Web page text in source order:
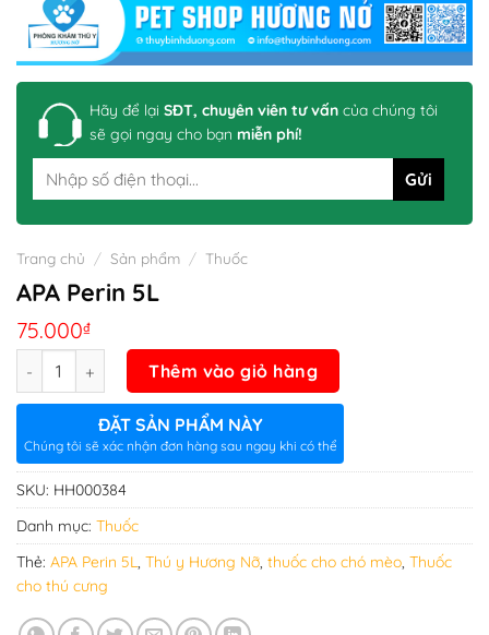
Hãy để lại SĐT, chuyên viên tư vấn của chúng tôi
sẽ gọi ngay cho bạn miễn phí!
Trang chủ / Sản phẩm / Thuốc
APA Perin 5L
75.000₫
Thêm vào giỏ hàng
ĐẶT SẢN PHẨM NÀY
Chúng tôi sẽ xác nhận đơn hàng sau ngay khi có thể
SKU: HH000384
Danh mục: Thuốc
Thẻ: APA Perin 5L, Thú y Hương Nỡ, thuốc cho chó mèo, Thuốc
cho thú cưng